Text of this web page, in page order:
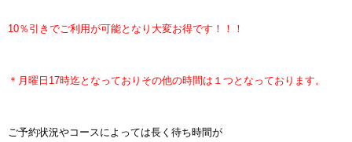
10％引きでご利用が可能となり大変お得です！！！
＊月曜日17時迄となっておりその他の時間は１つとなっております。
ご予約状況やコースによっては長く待ち時間が